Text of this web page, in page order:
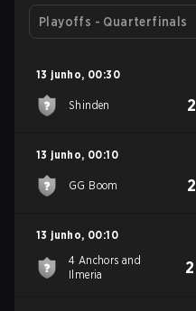
Playoffs - Quarterfinals
13 junho, 00:30
Shinden 2
13 junho, 00:10
GG Boom 2
13 junho, 00:10
4 Anchors and
Ilmeria
2